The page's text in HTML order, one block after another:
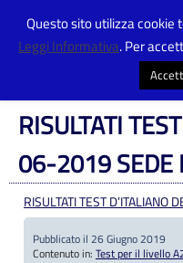
Centro Provinciale Istruzione
Lingua Italiana-Prefettura>
RISULTATI
06-2019 SEDE
RISULTATI TEST
Pubblicato il 26 Giugno 2019
Contenuto in: Test per il livello
Questo sito utilizza cookie
Leggi Informativa. Per